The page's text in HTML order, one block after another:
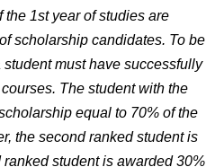
1st year of studies are
scholarship candidates. To be
must have successfully
The student with the
equal to 70% of the
the second ranked student is
student is awarded 30%